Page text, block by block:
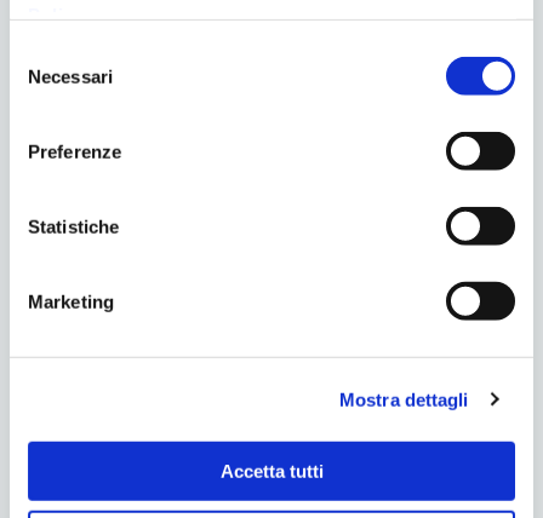
delNecessari
Preferenze
Statistiche
Marketing
Mostra dettagli
Accetta tutti
Eventi
News
Senza categoria
EVENTO “IPOPLASIA DEL MASCELLARE”
RESPIRAZIONE ORALE NEL BAMBINO
L’IMPORTANZA DELLA POSIZIONE DELLA LINGUA PER IL
MAL DI ORECCHIE E ATM: ESISTE UNA CORRELAZIONE?